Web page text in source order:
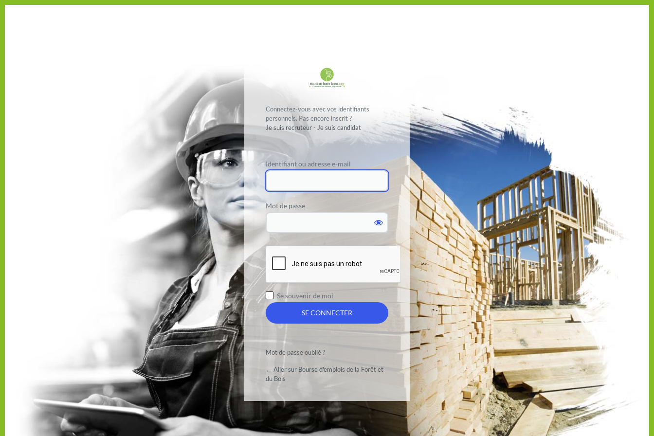
Connectez-vous avec vos identifiants
personnels. Pas encore inscrit ?
Je suis recruteur- Je suis candidat
Identifiant ou adresse e-mail
Mot de passe
Se souvenir de moi
Mot de passe oublié ?
← Aller sur Bourse d'emplois de la Forêt et
du Bois